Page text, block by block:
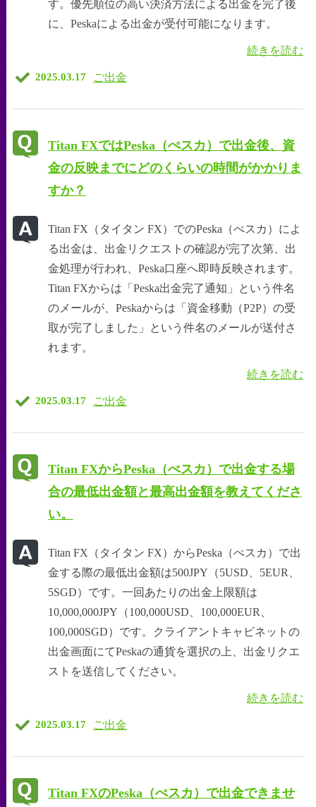
す。優先順位の高い決済方法による出金を完了後
に、Peskaによる出金が受付可能になります。
続きを読む
2025.03.17 ご出金
Titan FXではPeska（ぺスカ）で出金後、資
金の反映までにどのくらいの時間がかかりま
すか？
Titan FX（タイタン FX）でのPeska（ぺスカ）によ
る出金は、出金リクエストの確認が完了次第、出
金処理が行われ、Peska口座へ即時反映されます。
Titan FXからは「Peska出金完了通知」という件名
のメールが、Peskaからは「資金移動（P2P）の受
取が完了しました」という件名のメールが送付さ
れます。
続きを読む
2025.03.17 ご出金
Titan FXからPeska（ぺスカ）で出金する場
合の最低出金額と最高出金額を教えてくださ
い。
Titan FX（タイタン FX）からPeska（ぺスカ）で出
金する際の最低出金額は500JPY（5USD、5EUR、
5SGD）です。一回あたりの出金上限額は
10,000,000JPY（100,000USD、100,000EUR、
100,000SGD）です。クライアントキャビネットの
出金画面にてPeskaの通貨を選択の上、出金リクエ
ストを送信してください。
続きを読む
2025.03.17 ご出金
Titan FXのPeska（ぺスカ）で出金できませ